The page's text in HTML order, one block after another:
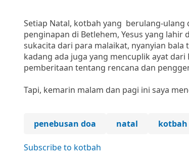
Setiap Natal, kotbah yang berulang-
penginapan di Betlehem, Yesus yang
sukacita dari para malaikat, nyanyian
kadang ada juga yang mencuplik ayat dari
pemberitaan tentang rencana dan
Tapi, kemarin malam dan pagi ini saya
penebusan doa natal kotbah
Subscribe to kotbah